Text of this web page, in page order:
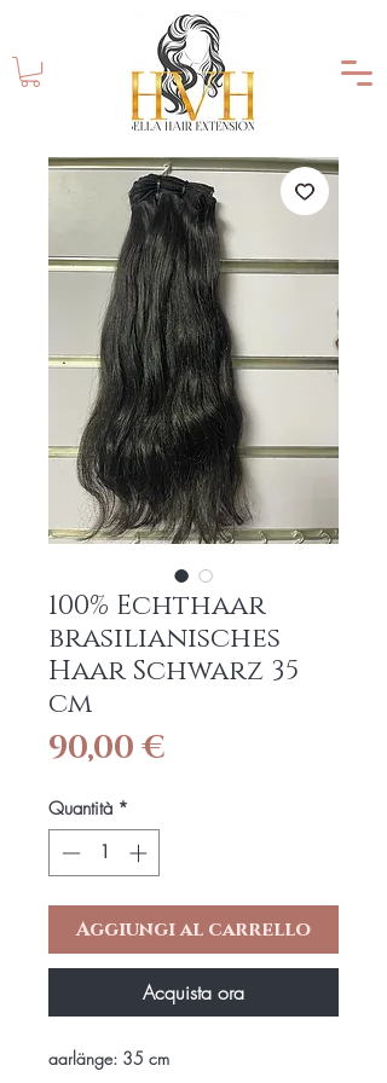
100% Echthaar
brasilianisches
Haar Schwarz 35
cm
90,00 €Prezzo
Quantità *
Aggiungi al carrello
Acquista ora
aarlänge: 35 cm